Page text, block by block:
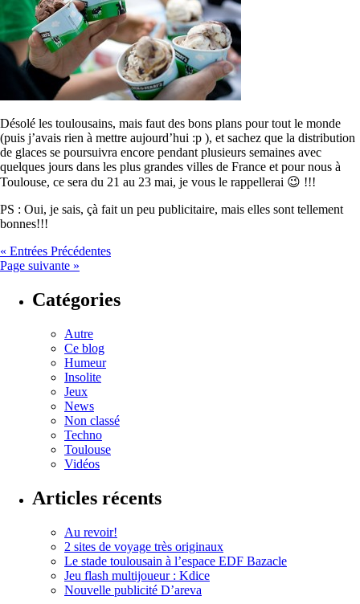
Désolé les toulousains, mais faut des bons plans pour tout le monde
(puis j’avais rien à mettre aujourd’hui :p ), et sachez que la distribution
de glaces se poursuivra encore pendant plusieurs semaines avec
quelques jours dans les plus grandes villes de France et pour nous à
Toulouse, ce sera du 21 au 23 mai, je vous le rappellerai 😉 !!!
PS : Oui, je sais, çà fait un peu publicitaire, mais elles sont tellement
bonnes!!!
« Entrées Précédentes
Page suivante »
Catégories
Autre
Ce blog
Humeur
Insolite
Jeux
News
Non classé
Techno
Toulouse
Vidéos
Articles récents
Au revoir!
2 sites de voyage très originaux
Le stade toulousain à l’espace EDF Bazacle
Jeu flash multijoueur : Kdice
Nouvelle publicité D’areva